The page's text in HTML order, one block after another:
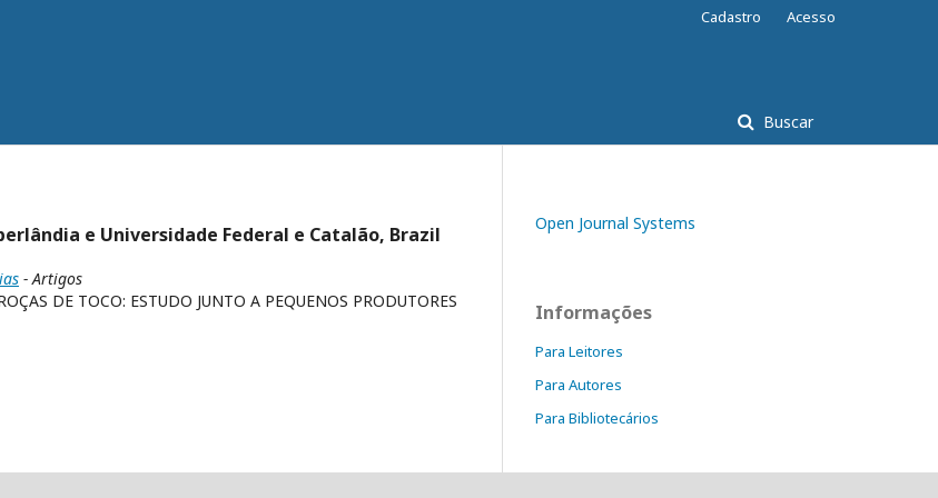
Buscar
Cadastro Acesso
e Universidade Federal e Catalão, Brazil
- Artigos
DE TOCO: ESTUDO JUNTO A PEQUENOS PRODUTORES
Open Journal Systems
Informações
Para Leitores
Para Autores
Para Bibliotecários